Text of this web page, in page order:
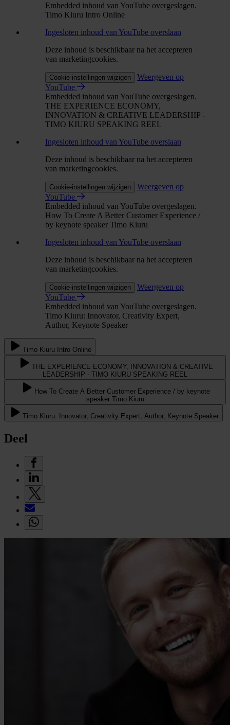
Embedded inhoud van YouTube overgeslagen.
Timo Kiuru Intro Online
Ingesloten inhoud van YouTube overslaan
Deze inhoud is beschikbaar na het accepteren
van marketingcookies.
Cookie-instellingen wijzigen
Weergeven op
YouTube
Embedded inhoud van YouTube overgeslagen.
THE EXPERIENCE ECONOMY,
INNOVATION & CREATIVE LEADERSHIP -
TIMO KIURU SPEAKING REEL
Ingesloten inhoud van YouTube overslaan
Deze inhoud is beschikbaar na het accepteren
van marketingcookies.
Cookie-instellingen wijzigen
Weergeven op
YouTube
Embedded inhoud van YouTube overgeslagen.
How To Create A Better Customer Experience /
by keynote speaker Timo Kiuru
Ingesloten inhoud van YouTube overslaan
Deze inhoud is beschikbaar na het accepteren
van marketingcookies.
Cookie-instellingen wijzigen
Weergeven op
YouTube
Embedded inhoud van YouTube overgeslagen.
Timo Kiuru: Innovator, Creativity Expert,
Author, Keynote Speaker
Timo Kiuru Intro Online
THE EXPERIENCE ECONOMY, INNOVATION & CREATIVE
LEADERSHIP - TIMO KIURU SPEAKING REEL
How To Create A Better Customer Experience / by keynote
speaker Timo Kiuru
Timo Kiuru: Innovator, Creativity Expert, Author, Keynote Speaker
Deel